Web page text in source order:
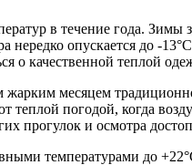
в течение года.
нередко опускается до -
о качественной теплой
месяцем
погодой, когда
прогулок и осмотра
температурами до